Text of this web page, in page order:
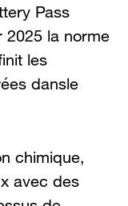
Pass
2025 la norme
les
dansle
chimique,
avec des